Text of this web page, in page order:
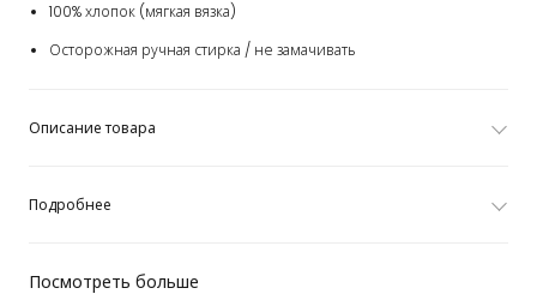
Посмотреть больше
100% хлопок (мягкая вязка)
Осторожная ручная стирка / не замачивать
Описание товара
Подробнее